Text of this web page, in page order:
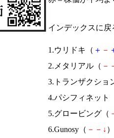
インデックスに戻
1.ウリドキ（ ＋ －
2.メタリアル（ －
3.トランザクショ
4.パシフィネット
5.グロービング（
6.Gunosy（ － － ↓